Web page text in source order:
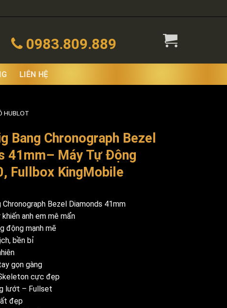
0983.809.889
LIÊN HỆ
HUBLOT
Bang Chronograph Bezel
41mm– Máy Tự Động
Fullbox KingMobile
Chronograph Bezel Diamonds 41mm
anh em mê mẩn
động mạnh mẽ
bền bỉ
gọn gàng
cực đẹp
lướt – Fullset
đẹp